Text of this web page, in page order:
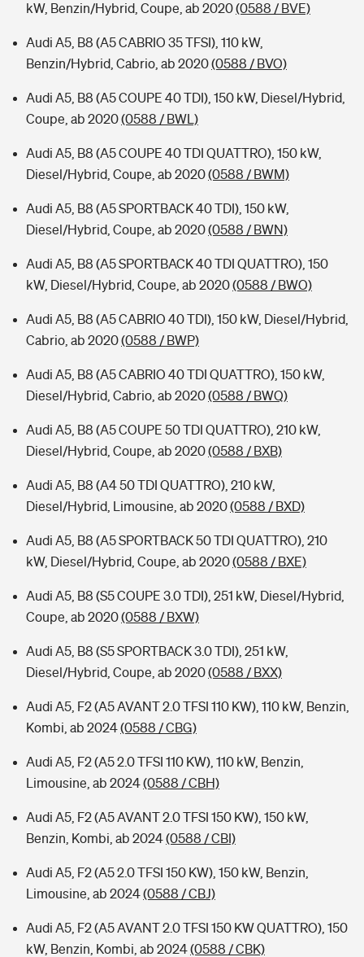
kW, Benzin/Hybrid, Coupe, ab 2020(0588 / BVE)
Audi A5, B8 (A5 CABRIO 35 TFSI), 110 kW,
Benzin/Hybrid, Cabrio, ab 2020(0588 / BVO)
Audi A5, B8 (A5 COUPE 40 TDI), 150 kW, Diesel/Hybrid,
Coupe, ab 2020(0588 / BWL)
Audi A5, B8 (A5 COUPE 40 TDI QUATTRO), 150 kW,
Diesel/Hybrid, Coupe, ab 2020(0588 / BWM)
Audi A5, B8 (A5 SPORTBACK 40 TDI), 150 kW,
Diesel/Hybrid, Coupe, ab 2020(0588 / BWN)
Audi A5, B8 (A5 SPORTBACK 40 TDI QUATTRO), 150
kW, Diesel/Hybrid, Coupe, ab 2020(0588 / BWO)
Audi A5, B8 (A5 CABRIO 40 TDI), 150 kW, Diesel/Hybrid,
Cabrio, ab 2020(0588 / BWP)
Audi A5, B8 (A5 CABRIO 40 TDI QUATTRO), 150 kW,
Diesel/Hybrid, Cabrio, ab 2020(0588 / BWQ)
Audi A5, B8 (A5 COUPE 50 TDI QUATTRO), 210 kW,
Diesel/Hybrid, Coupe, ab 2020(0588 / BXB)
Audi A5, B8 (A4 50 TDI QUATTRO), 210 kW,
Diesel/Hybrid, Limousine, ab 2020(0588 / BXD)
Audi A5, B8 (A5 SPORTBACK 50 TDI QUATTRO), 210
kW, Diesel/Hybrid, Coupe, ab 2020(0588 / BXE)
Audi A5, B8 (S5 COUPE 3.0 TDI), 251 kW, Diesel/Hybrid,
Coupe, ab 2020(0588 / BXW)
Audi A5, B8 (S5 SPORTBACK 3.0 TDI), 251 kW,
Diesel/Hybrid, Coupe, ab 2020(0588 / BXX)
Audi A5, F2 (A5 AVANT 2.0 TFSI 110 KW), 110 kW, Benzin,
Kombi, ab 2024(0588 / CBG)
Audi A5, F2 (A5 2.0 TFSI 110 KW), 110 kW, Benzin,
Limousine, ab 2024(0588 / CBH)
Audi A5, F2 (A5 AVANT 2.0 TFSI 150 KW), 150 kW,
Benzin, Kombi, ab 2024(0588 / CBI)
Audi A5, F2 (A5 2.0 TFSI 150 KW), 150 kW, Benzin,
Limousine, ab 2024(0588 / CBJ)
Audi A5, F2 (A5 AVANT 2.0 TFSI 150 KW QUATTRO), 150
kW, Benzin, Kombi, ab 2024(0588 / CBK)